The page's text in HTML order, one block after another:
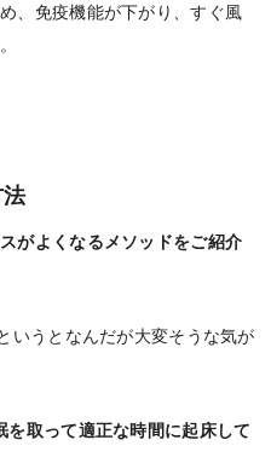
、免疫機能が下がり、すぐ風
法
がよくなるメソッドをご紹介
いうとなんだが大変そうな気が
を取って適正な時間に起床して